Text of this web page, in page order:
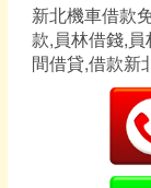
新北機車借款
款,員林借錢,
間借貸,借款新